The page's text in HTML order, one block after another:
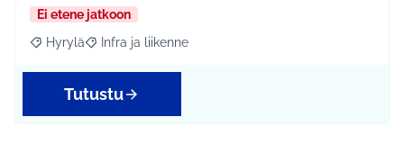
Ei etene jatkoon
Rajaa tulokset aihepiirin mukaan: Hyrylä
Hyrylä Rajaa tulokset teeman mukaan: Infra ja liikenne
Infra ja liikenne
Tutustu